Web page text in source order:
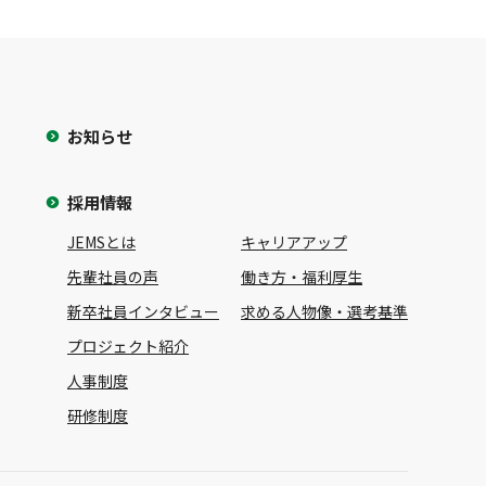
お知らせ
採用情報
JEMSとは
先輩社員の声
新卒社員インタビュー
プロジェクト紹介
人事制度
研修制度
キャリアアップ
働き方・福利厚生
求める人物像・選考基準